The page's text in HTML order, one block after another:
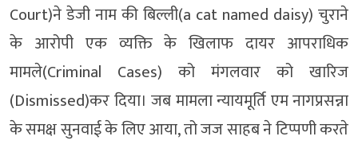
Court)ने डेजी नाम की बिल्ली(a cat named daisy) चुराने
के आरोपी एक व्यक्ति के खिलाफ दायर आपराधिक
मामले(Criminal Cases) को मंगलवार को खारिज
(Dismissed)कर दिया। जब मामला न्यायमूर्ति एम नागप्रसन्ना
के समक्ष सुनवाई के लिए आया, तो जज साहब ने टिप्पणी करते